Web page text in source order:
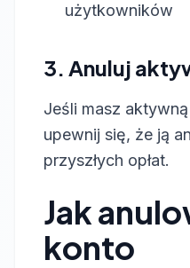
użytkowników
3. Anuluj
Jeśli masz
upewnij się, że ją
przyszłych opłat.
Jak
konto